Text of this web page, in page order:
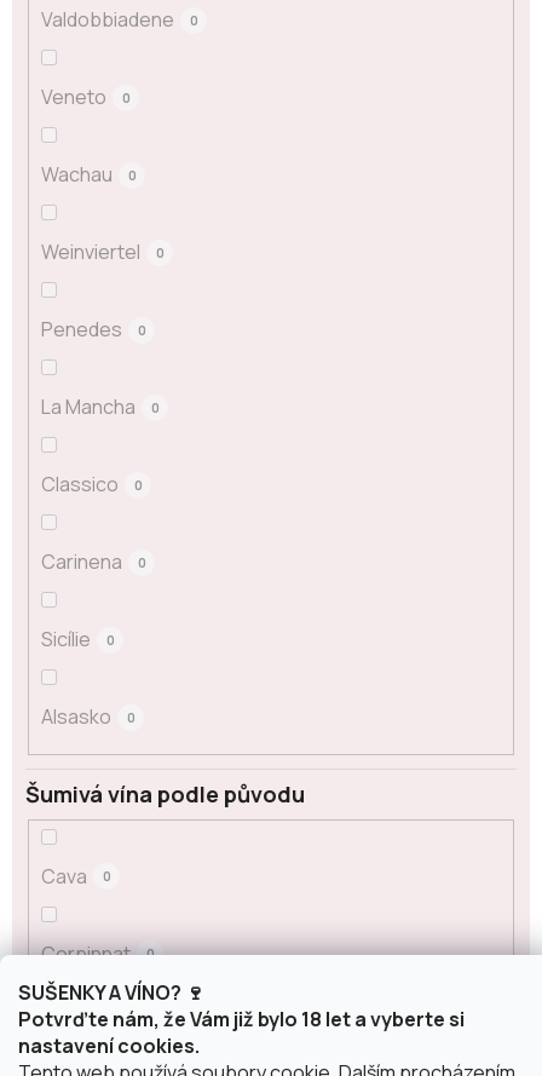
SUŠENKY A VÍNO? 🍷
Potvrďte nám, že Vám již bylo 18 let a vyberte si
nastavení cookies.
Valdobbiadene 0
Veneto 0
Wachau 0
Weinviertel 0
Penedes 0
La Mancha 0
Classico 0
Carinena 0
Sicílie 0
Alsasko 0
Šumivá vína podle původu
Cava 0
Corpinnat 0
Crémant 0